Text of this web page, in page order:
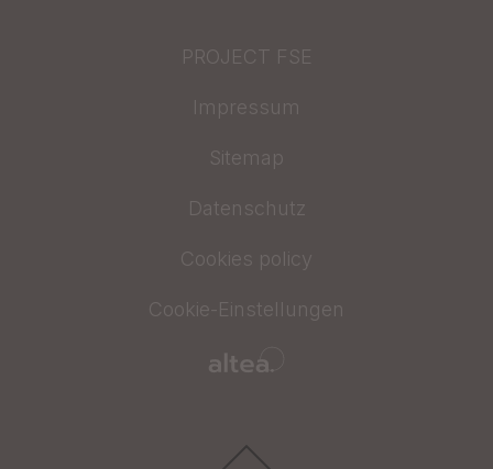
PROJECT FSE
Impressum
Sitemap
Datenschutz
Cookies policy
Cookie-Einstellungen